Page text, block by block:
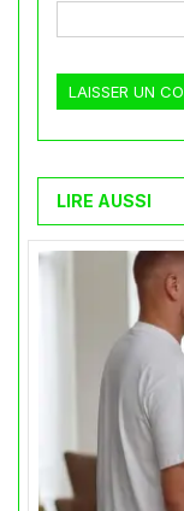
LIRE AUSSI